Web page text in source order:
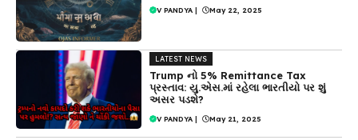
V PANDYA May 22, 2025
LATEST NEWS
Trump નો 5% Remittance Tax
પ્રસ્તાવ: યુ.એસ.માં રહેલા ભારતીયો પર શું
અસર પડશે?
V PANDYA | May 21, 2025